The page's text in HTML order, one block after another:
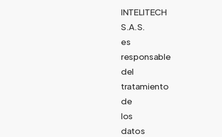
INTELITECH
S.A.S.
es
responsable
del
tratamiento
de
los
datos